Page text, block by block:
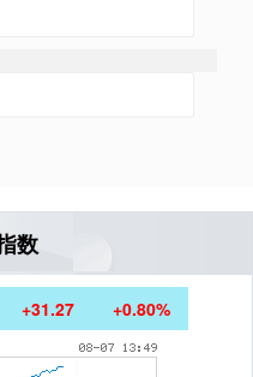
数
+31.27 +0.80%